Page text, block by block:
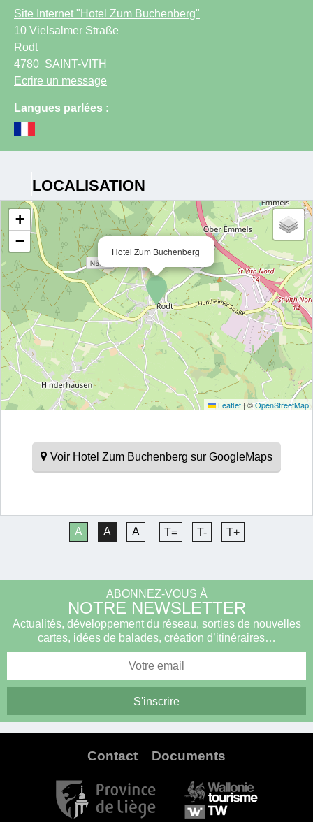
Site Internet "Hotel Zum Buchenberg"
10 Vielsalmer Straße
Rodt
4780 SAINT-VITH
Ecrire un message
Langues parlées :
LOCALISATION
Hotel Zum Buchenberg
+
−
Leaflet | ©OpenStreetMap
Voir Hotel Zum Buchenberg sur GoogleMaps
A A A T= T- T+
ABONNEZ-VOUS À
NOTRE NEWSLETTER
Actualités, développement du réseau, sorties de nouvelles
cartes, idées de balades, création d’itinéraires…
Contact Documents